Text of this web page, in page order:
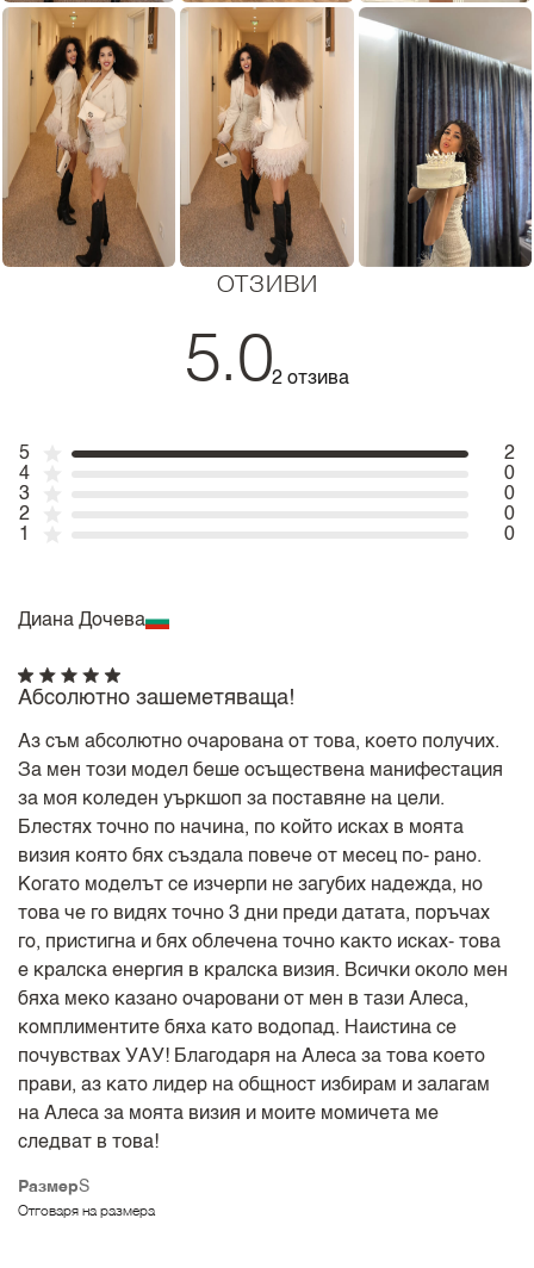
ОТЗИВИ
5.02 отзива
5
2
4
0
3
0
2
0
1
0
Диана Дочева
РазмерS
Отговаря на размера
Абсолютно зашеметяваща!
Аз съм абсолютно очарована от това, което получих.
За мен този модел беше осъществена манифестация
за моя коледен уъркшоп за поставяне на цели.
Блестях точно по начина, по който исках в моята
визия която бях създала повече от месец по- рано.
Когато моделът се изчерпи не загубих надежда, но
това че го видях точно 3 дни преди датата, поръчах
го, пристигна и бях облечена точно както исках- това
е кралска енергия в кралска визия. Всички около мен
бяха меко казано очаровани от мен в тази Алеса,
комплиментите бяха като водопад. Наистина се
почувствах УАУ! Благодаря на Алеса за това което
прави, аз като лидер на общност избирам и залагам
на Алеса за моята визия и моите момичета ме
следват в това!